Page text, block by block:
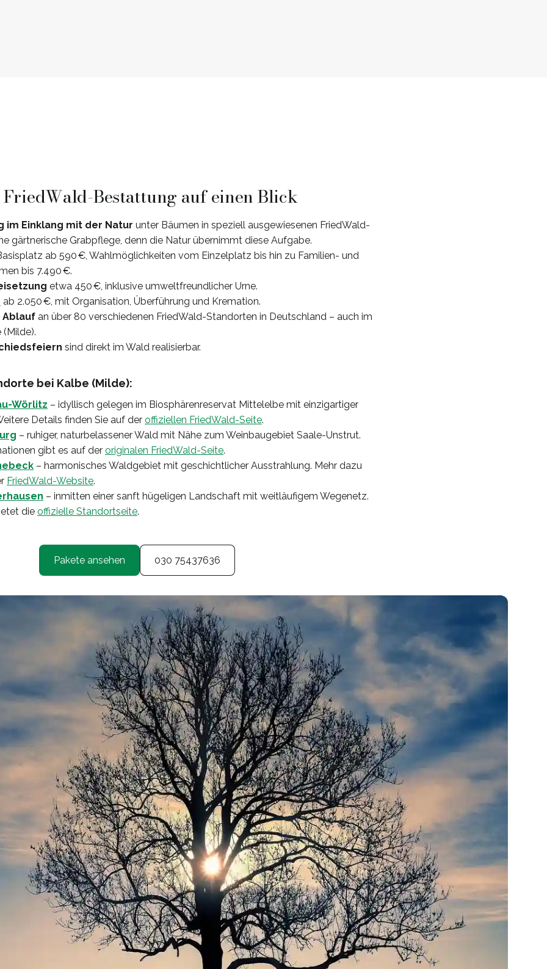
Bestattung auf einen Blick
im Einklang mit der Natur unter Bäumen in speziell ausgewiesenen FriedWald-
gärtnerische Grabpflege, denn die Natur übernimmt diese Aufgabe.
ab 590 €, Wahlmöglichkeiten vom Einzelplatz bis hin zu Familien- und
bis 7.490 €.
etwa 450 €, inklusive umweltfreundlicher Urne.
ab 2.050 €, mit Organisation, Überführung und Kremation.
an über 80 verschiedenen FriedWald-Standorten in Deutschland – auch im
sind direkt im Wald realisierbar.
bei Kalbe (Milde):
Wörlitz – idyllisch gelegen im Biosphärenreservat Mittelelbe mit einzigartiger
Details finden Sie auf der offiziellen FriedWald-Seite.
– ruhiger, naturbelassener Wald mit Nähe zum Weinbaugebiet Saale-Unstrut.
gibt es auf der originalen FriedWald-Seite.
– harmonisches Waldgebiet mit geschichtlicher Ausstrahlung. Mehr dazu
FriedWald-Website.
– inmitten einer sanft hügeligen Landschaft mit weitläufigem Wegenetz.
die offizielle Standortseite.
Pakete ansehen 030 75437636